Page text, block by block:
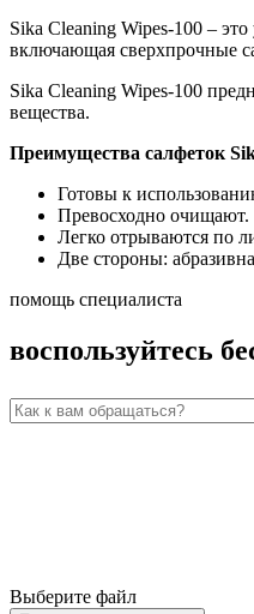
Sika Cleaning Wipes-100 –
включающая сверхпрочные
Sika Cleaning Wipes-100
вещества.
Преимущества салфеток
Готовы к
Превосходно очищают.
Легко отрываются по
Две стороны:
помощь специалиста
воспользуйтесь
Выберите файл